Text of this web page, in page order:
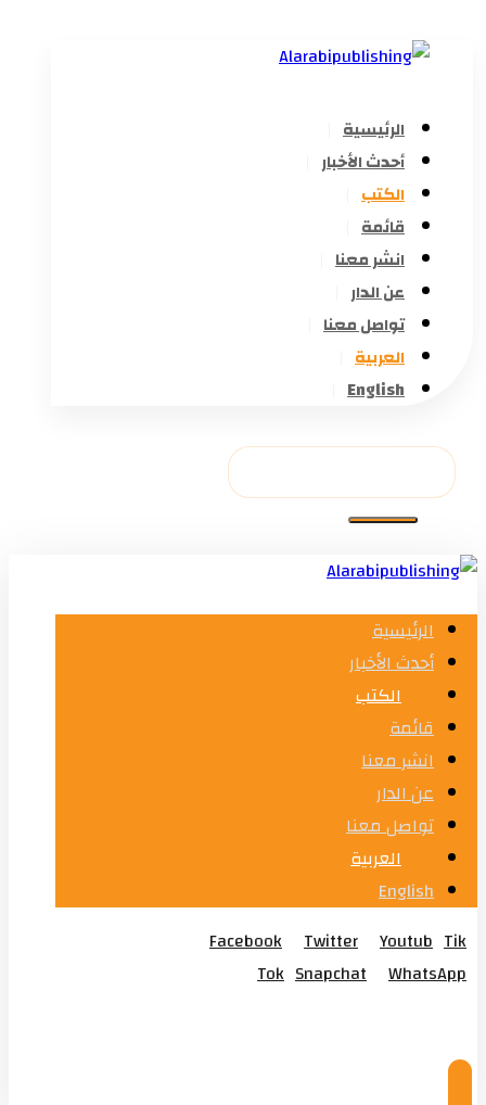
الرئيسية
أحدث الأخبار
الكتب
قائمة
انشر معنا
عن الدار
تواصل معنا
العربية
English
الرئيسية
أحدث الأخبار
الكتب
قائمة
انشر معنا
عن الدار
تواصل معنا
العربية
English
Facebook
Twitter Youtub Tik
Tok Snapchat
WhatsApp